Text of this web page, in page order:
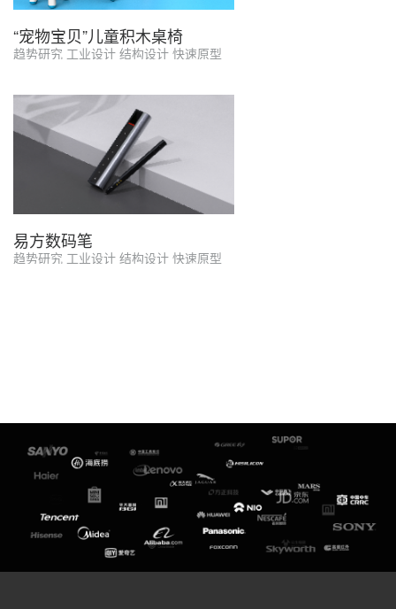
“宠物宝贝”儿童积木桌椅
趋势研究 工业设计 结构设计 快速原型
易方数码笔
趋势研究 工业设计 结构设计 快速原型